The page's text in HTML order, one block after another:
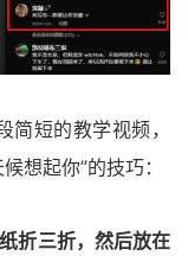
短的教学视频，
想起你”的技巧：
折三折，然后放在